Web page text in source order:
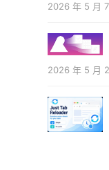
2026 年 5 月
2026 年 5 月